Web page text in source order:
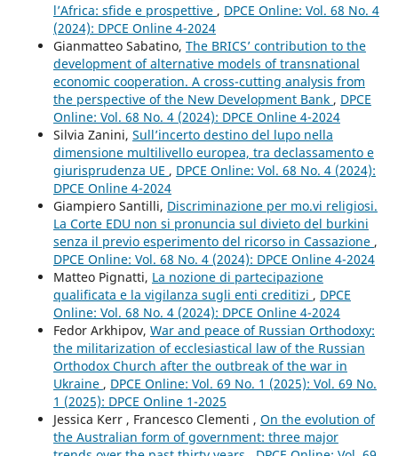
l’Africa: sfide e prospettive , DPCE Online: Vol. 68 No. 4
(2024): DPCE Online 4-2024
Gianmatteo Sabatino, The BRICS’ contribution to the
development of alternative models of transnational
economic cooperation. A cross-cutting analysis from
the perspective of the New Development Bank , DPCE
Online: Vol. 68 No. 4 (2024): DPCE Online 4-2024
Silvia Zanini, Sull’incerto destino del lupo nella
dimensione multilivello europea, tra declassamento e
giurisprudenza UE , DPCE Online: Vol. 68 No. 4 (2024):
DPCE Online 4-2024
Giampiero Santilli, Discriminazione per mo.vi religiosi.
La Corte EDU non si pronuncia sul divieto del burkini
senza il previo esperimento del ricorso in Cassazione ,
DPCE Online: Vol. 68 No. 4 (2024): DPCE Online 4-2024
Matteo Pignatti, La nozione di partecipazione
qualificata e la vigilanza sugli enti creditizi , DPCE
Online: Vol. 68 No. 4 (2024): DPCE Online 4-2024
Fedor Arkhipov, War and peace of Russian Orthodoxy:
the militarization of ecclesiastical law of the Russian
Orthodox Church after the outbreak of the war in
Ukraine , DPCE Online: Vol. 69 No. 1 (2025): Vol. 69 No.
1 (2025): DPCE Online 1-2025
Jessica Kerr , Francesco Clementi , On the evolution of
the Australian form of government: three major